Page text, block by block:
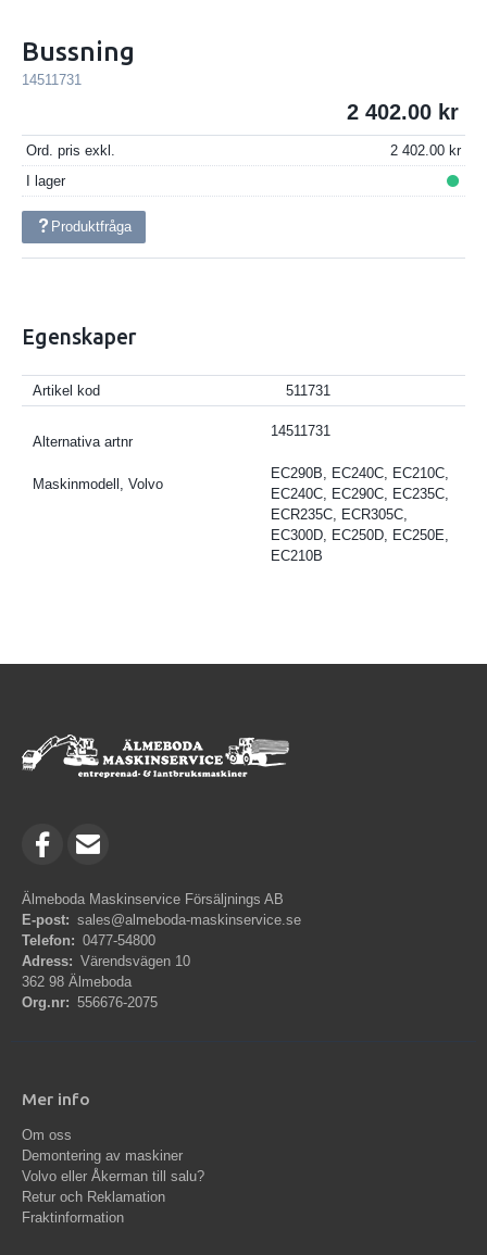
Bussning
14511731
2 402.00
Ord. pris exkl.
2 402.00
I lager
Produktfråga
Egenskaper
Artikel kod 511731
Alternativa artnr
14511731
Maskinmodell, Volvo
EC290B, EC240C, EC210C,
EC240C, EC290C, EC235C,
ECR235C, ECR305C,
EC300D, EC250D, EC250E,
EC210B
Älmeboda Maskinservice Försäljnings AB
E-post: sales@almeboda-maskinservice.se
Telefon: 0477-54800
Adress: Värendsvägen 10
362 98 Älmeboda
Org.nr: 556676-2075
Mer info
Om oss
Demontering av maskiner
Volvo eller Åkerman till salu?
Retur och Reklamation
Fraktinformation